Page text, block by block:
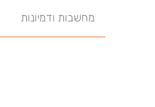
מחשבות ודמיונות